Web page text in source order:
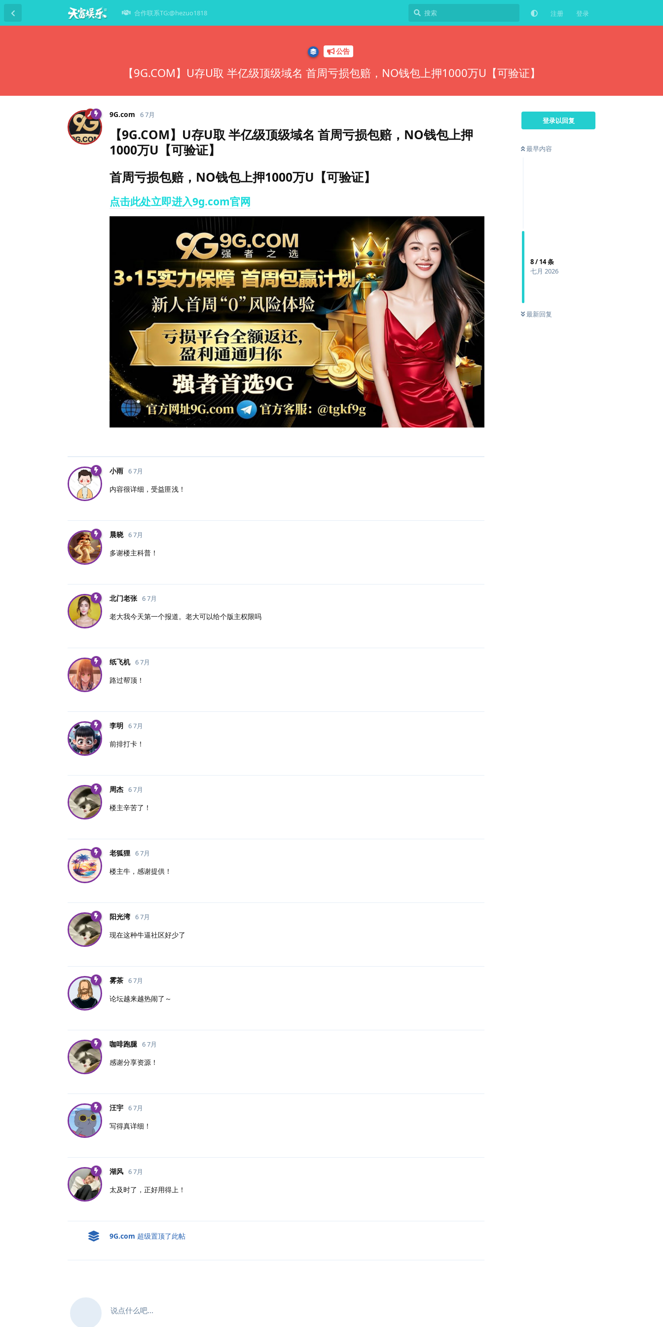
合作联系TG:@hezuo1818 注册 登录
公告
【9G.COM】U存U取 半亿级顶级域名 首周亏损包赔，NO钱包上押1000万U【可验证】
登录以回复
最早内容
8/14条
七月 2026
最新回复
9G.​com 6 7月
【9G.COM】U存U取 半亿级顶级域名 首周亏损包赔，NO钱包上押
1000万U【可验证】
首周亏损包赔，NO钱包上押1000万U【可验证】
点击此处立即进入9g.com官网
小雨 6 7月
内容很详细，受益匪浅！
晨晓 6 7月
多谢楼主科普！
北门老张 6 7月
老大我今天第一个报道。老大可以给个版主权限吗
纸飞机 6 7月
路过帮顶！
李明 6 7月
前排打卡！
周杰 6 7月
楼主辛苦了！
老狐狸 6 7月
楼主牛，感谢提供！
阳光湾 6 7月
现在这种牛逼社区好少了
雾茶 6 7月
论坛越来越热闹了～
咖啡跑腿 6 7月
感谢分享资源！
汪宇 6 7月
写得真详细！
湖风 6 7月
太及时了，正好用得上！
9G.​com 超级置顶了此帖
说点什么吧...